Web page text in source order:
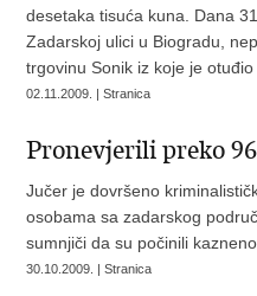
desetaka tisuća kuna. Dana
Zadarskoj ulici u Biogradu,
trgovinu Sonik iz koje je
02.11.2009. | Stranica
Pronevjerili preko
Jučer je dovršeno
osobama sa zadarskog
sumnjiči da su počinili
30.10.2009. | Stranica